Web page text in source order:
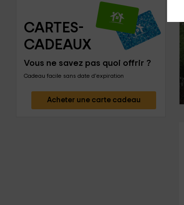
CARTES-
CADEAUX
Vous ne savez pas quoi offrir ?
Cadeau facile sans date d'expiration
Acheter une carte cadeau